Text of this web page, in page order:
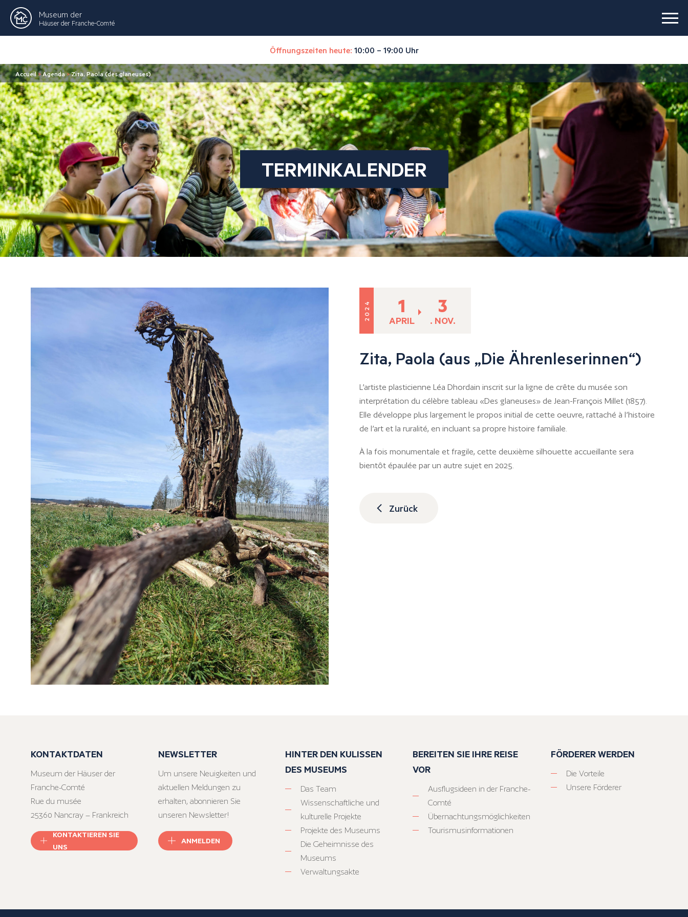
Museum der
Häuser der Franche-Comté
Öffnungszeiten heute: 10:00 – 19:00 Uhr
Accueil>Agenda>Zita, Paola (des glaneuses)
TERMINKALENDER
2024 1
APRIL
3
. NOV.
Zita, Paola (aus „Die Ährenleserinnen“)
L’artiste plasticienne Léa Dhordain inscrit sur la ligne de crête du musée son
interprétation du célèbre tableau «Des glaneuses» de Jean-François Millet (1857).
Elle développe plus largement le propos initial de cette oeuvre, rattaché à l’histoire
de l’art et la ruralité, en incluant sa propre histoire familiale.
À la fois monumentale et fragile, cette deuxième silhouette accueillante sera
bientôt épaulée par un autre sujet en 2025.
Zurück
KONTAKTDATEN
Museum der Häuser der
Franche-Comté
Rue du musée
25360 Nancray – Frankreich
KONTAKTIEREN SIE
UNS
NEWSLETTER
Um unsere Neuigkeiten und
aktuellen Meldungen zu
erhalten, abonnieren Sie
unseren Newsletter!
ANMELDEN
HINTER DEN KULISSEN
DES MUSEUMS
Das Team
Wissenschaftliche und
kulturelle Projekte
Projekte des Museums
Die Geheimnisse des
Museums
Verwaltungsakte
BEREITEN SIE IHRE REISE
VOR
Ausflugsideen in der Franche-
Comté
Übernachtungsmöglichkeiten
Tourismusinformationen
FÖRDERER WERDEN
Die Vorteile
Unsere Förderer